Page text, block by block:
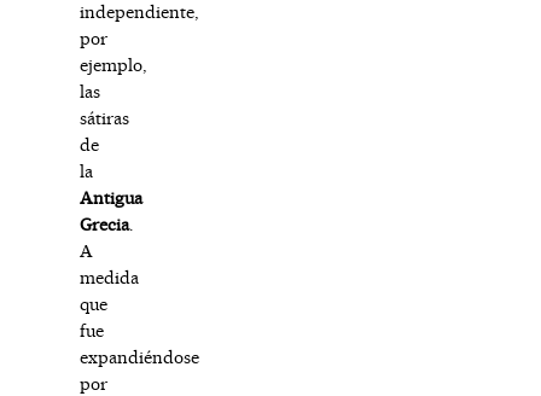
independiente,
por
ejemplo,
las
sátiras
de
la
Antigua
Grecia.
A
medida
que
fue
expandiéndose
por